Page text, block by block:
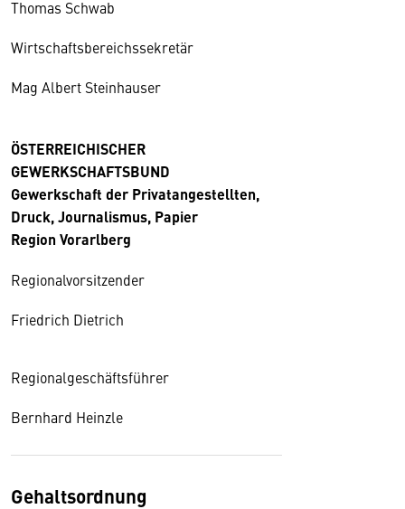
Thomas Schwab
Wirtschaftsbereichssekretär
Mag Albert Steinhauser
ÖSTERREICHISCHER
GEWERKSCHAFTSBUND
Gewerkschaft der Privatangestellten,
Druck, Journalismus, Papier
Region Vorarlberg
Regionalvorsitzender
Friedrich Dietrich
Regionalgeschäftsführer
Bernhard Heinzle
Gehaltsordnung